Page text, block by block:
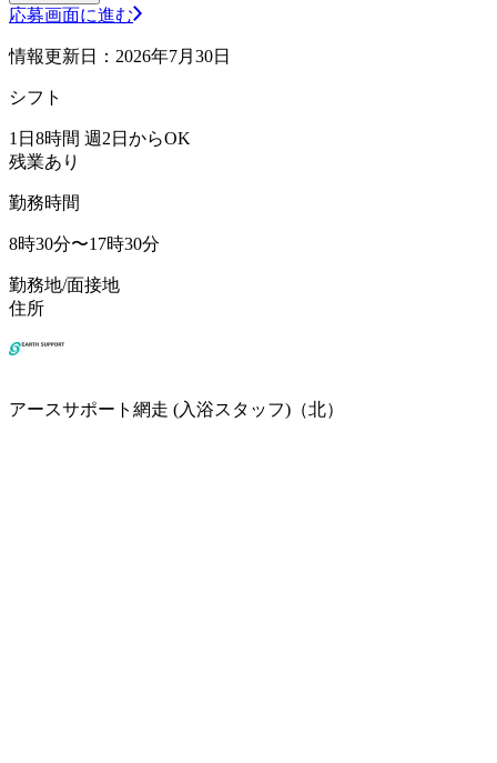
応募画面に進む
情報更新日：2026年7月30日
シフト
1日8時間 週2日からOK
残業あり
勤務時間
8時30分〜17時30分
勤務地/面接地
住所
アースサポート網走 (入浴スタッフ)（北）